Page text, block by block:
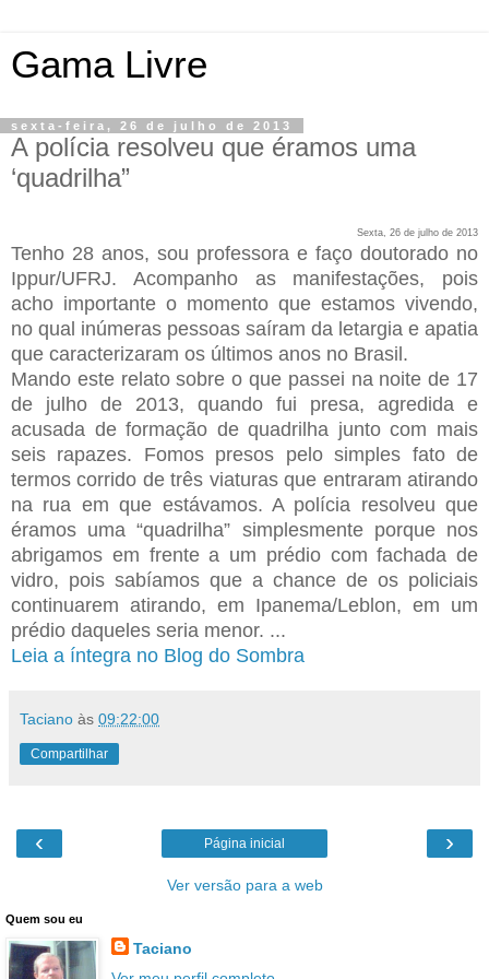
Gama Livre
sexta-feira, 26 de julho de 2013
A polícia resolveu que éramos uma
‘quadrilha”
Sexta, 26 de julho de 2013
Tenho 28 anos, sou professora e faço doutorado no
Ippur/UFRJ. Acompanho as manifestações, pois
acho importante o momento que estamos vivendo,
no qual inúmeras pessoas saíram da letargia e apatia
que caracterizaram os últimos anos no Brasil.
Mando este relato sobre o que passei na noite de 17
de julho de 2013, quando fui presa, agredida e
acusada de formação de quadrilha junto com mais
seis rapazes. Fomos presos pelo simples fato de
termos corrido de três viaturas que entraram atirando
na rua em que estávamos. A polícia resolveu que
éramos uma “quadrilha” simplesmente porque nos
abrigamos em frente a um prédio com fachada de
vidro, pois sabíamos que a chance de os policiais
continuarem atirando, em Ipanema/Leblon, em um
prédio daqueles seria menor. ...
Leia a íntegra no Blog do Sombra
Taciano às 09:22:00
Compartilhar
‹ ›
Página inicial
Ver versão para a web
Quem sou eu
Taciano